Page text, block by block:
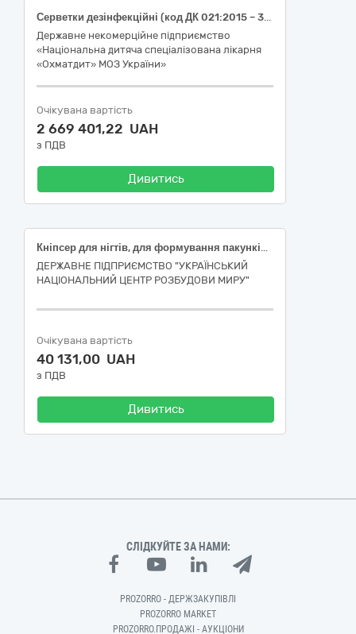
Серветки дезінфекційні (код ДК 021:2015 – 33740000-9 Засоби для догляду за руками та нігтями)
Державне некомерційне підприємство
«Національна дитяча спеціалізована лікарня
«Охматдит» МОЗ України»
Очікувана вартість
2 669 401,22 UAH
з ПДВ
Дивитись
Кніпсер для нігтів, для формування пакунків речами для задоволення основних (базових) потреб осіб, які були позбавлені свободи внаслідок збройної агресії російської федерації проти України, після їх звільнення для забезпечення проведення протокольного заходу
ДЕРЖАВНЕ ПІДПРИЄМСТВО "УКРАЇНСЬКИЙ
НАЦІОНАЛЬНИЙ ЦЕНТР РОЗБУДОВИ МИРУ"
Очікувана вартість
40 131,00 UAH
з ПДВ
Дивитись
СЛІДКУЙТЕ ЗА НАМИ:
PROZORRO - ДЕРЖЗАКУПІВЛІ
PROZORRO MARKET
PROZORRO.ПРОДАЖІ - АУКЦІОНИ